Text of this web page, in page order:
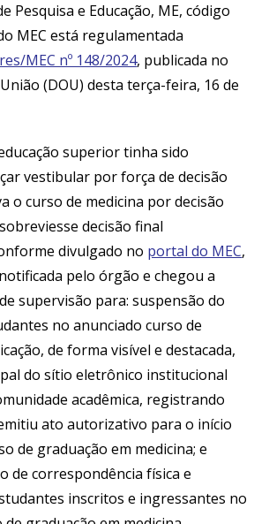
Pesquisa e Educação, ME, código
MEC está regulamentada
MEC nº 148/2024, publicada no
(DOU) desta terça-feira, 16 de
superior tinha sido
vestibular por força de decisão
o curso de medicina por decisão
decisão final
divulgado no portal do MEC,
pelo órgão e chegou a
supervisão para: suspensão do
no anunciado curso de
de forma visível e destacada,
do sítio eletrônico institucional
acadêmica, registrando
ato autorizativo para o início
de graduação em medicina; e
de correspondência física e
inscritos e ingressantes no